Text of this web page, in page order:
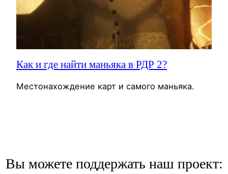
Как и где найти маньяка в РДР 2?
Местонахождение карт и самого маньяка.
Вы можете поддержать наш проект: